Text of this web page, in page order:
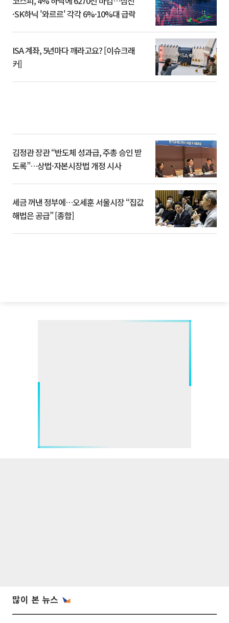
·SK하닉 '와르르' 각각 6%·10%대 급락
ISA 계좌, 5년마다 깨라고요? [이슈크래
커]
김정관 장관 “반도체 성과급, 주총 승인 받
도록”…상법·자본시장법 개정 시사
세금 꺼낸 정부에…오세훈 서울시장 “집값
해법은 공급” [종합]
많이 본 뉴스